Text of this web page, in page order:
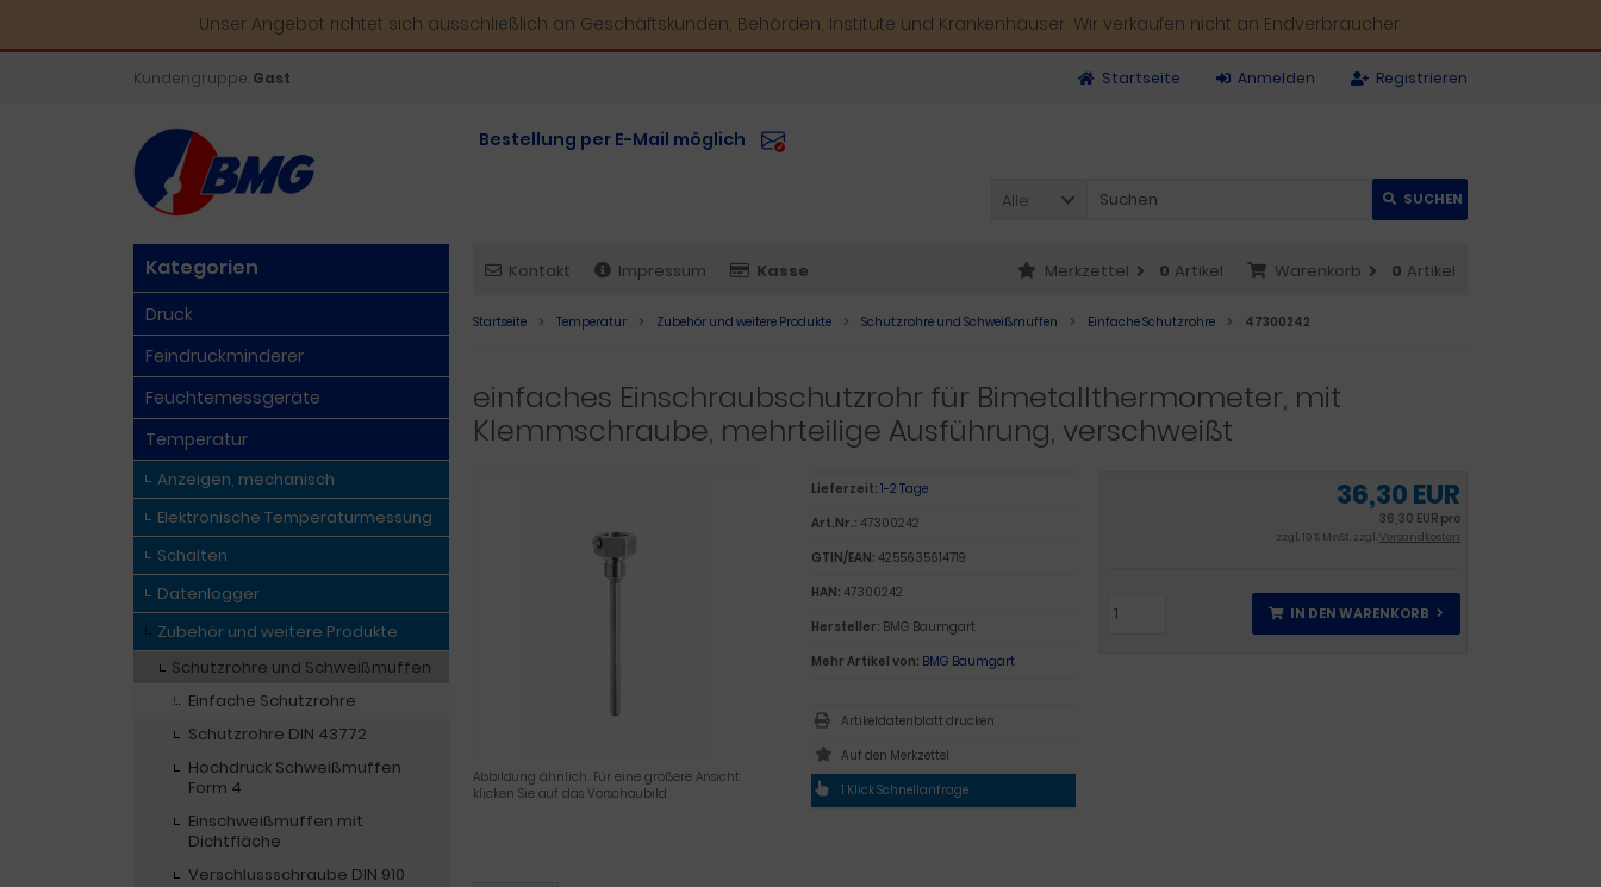
Unser Angebot richtet sich ausschließlich an Geschäftskunden, Behörden, Institute und Krankenhäuser. Wir verkaufen nicht an Endverbraucher.
Kundengruppe: Gast Registrieren
Anmelden
Startseite
Bestellung per E-Mail möglich
Alle SUCHEN
Kontakt Impressum Kasse Warenkorb 0 Artikel
Merkzettel 0 Artikel
Startseite Temperatur Zubehör und weitere Produkte Schutzrohre und Schweißmuffen Einfache Schutzrohre 47300242
einfaches Einschraubschutzrohr für Bimetallthermometer, mit
Klemmschraube, mehrteilige Ausführung, verschweißt
Abbildung ähnlich. Für eine größere Ansicht
klicken Sie auf das Vorschaubild
36,30 EUR
36,30 EUR pro
zzgl. 19 % MwSt. zzgl.Versandkosten
IN DEN WARENKORB
Lieferzeit: 1-2 Tage
Art.Nr.: 47300242
GTIN/EAN: 4255635614719
HAN: 47300242
Hersteller: BMG Baumgart
Mehr Artikel von: BMG Baumgart
Artikeldatenblatt drucken
1 Klick Schnellanfrage
Kategorien
Druck
Feindruckminderer
Feuchtemessgeräte
Temperatur
Anzeigen, mechanisch
Elektronische Temperaturmessung
Schalten
Datenlogger
Zubehör und weitere Produkte
Schutzrohre und Schweißmuffen
Einfache Schutzrohre
Schutzrohre DIN 43772
Hochdruck Schweißmuffen
Form 4
Einschweißmuffen mit
Dichtfläche
Verschlussschraube DIN 910